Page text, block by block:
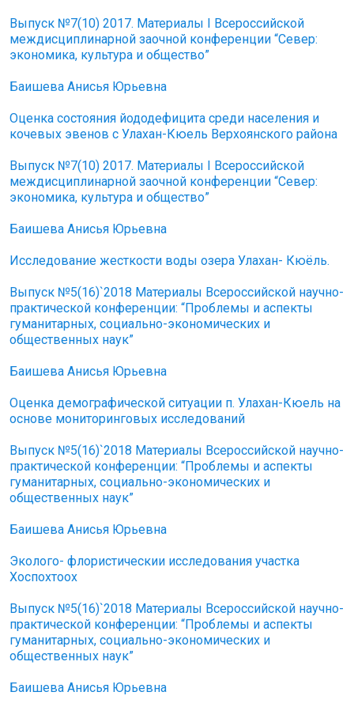
Выпуск №7(10) 2017. Материалы I Всероссийской
междисциплинарной заочной конференции “Север:
экономика, культура и общество”
Баишева Анисья Юрьевна
Оценка состояния йододефицита среди населения и
кочевых эвенов с Улахан-Кюель Верхоянского района
Выпуск №7(10) 2017. Материалы I Всероссийской
междисциплинарной заочной конференции “Север:
экономика, культура и общество”
Баишева Анисья Юрьевна
Исследование жесткости воды озера Улахан- Кюёль.
Выпуск №5(16)`2018 Материалы Всероссийской научно-
практической конференции: “Проблемы и аспекты
гуманитарных, социально-экономических и
общественных наук”
Баишева Анисья Юрьевна
Оценка демографической ситуации п. Улахан-Кюель на
основе мониторинговых исследований
Выпуск №5(16)`2018 Материалы Всероссийской научно-
практической конференции: “Проблемы и аспекты
гуманитарных, социально-экономических и
общественных наук”
Баишева Анисья Юрьевна
Эколого- флористическии исследования участка
Хоспохтоох
Выпуск №5(16)`2018 Материалы Всероссийской научно-
практической конференции: “Проблемы и аспекты
гуманитарных, социально-экономических и
общественных наук”
Баишева Анисья Юрьевна